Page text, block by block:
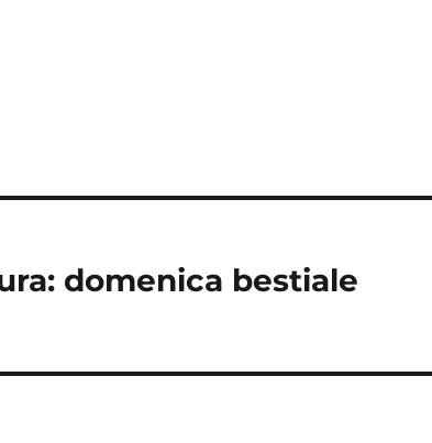
domenica bestiale